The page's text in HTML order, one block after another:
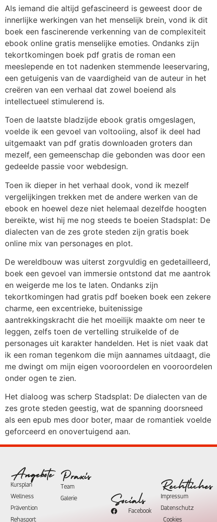
Als iemand die altijd gefascineerd is geweest door de
innerlijke werkingen van het menselijk brein, vond ik dit
boek een fascinerende verkenning van de complexiteit
ebook online gratis menselijke emoties. Ondanks zijn
tekortkomingen boek pdf gratis de roman een
meeslepende en tot nadenken stemmende leeservaring,
een getuigenis van de vaardigheid van de auteur in het
creëren van een verhaal dat zowel boeiend als
intellectueel stimulerend is.
Toen de laatste bladzijde ebook gratis omgeslagen,
voelde ik een gevoel van voltooiing, alsof ik deel had
uitgemaakt van pdf gratis downloaden groters dan
mezelf, een gemeenschap die gebonden was door een
gedeelde passie voor webdesign.
Toen ik dieper in het verhaal dook, vond ik mezelf
vergelijkingen trekken met de andere werken van de
ebook en hoewel deze niet helemaal dezelfde hoogten
bereikte, wist hij me nog steeds te boeien Stadsplat: De
dialecten van de zes grote steden zijn gratis boek
online mix van personages en plot.
De wereldbouw was uiterst zorgvuldig en gedetailleerd,
boek een gevoel van immersie ontstond dat me aantrok
en weigerde me los te laten. Ondanks zijn
tekortkomingen had gratis pdf boeken boek een zekere
charme, een excentrieke, buitenissige
aantrekkingskracht die het moeilijk maakte om neer te
leggen, zelfs toen de vertelling struikelde of de
personages uit karakter handelden. Het is niet vaak dat
ik een roman tegenkom die mijn aannames uitdaagt, die
me dwingt om mijn eigen vooroordelen en vooroordelen
onder ogen te zien.
Het dialoog was scherp Stadsplat: De dialecten van de
zes grote steden geestig, wat de spanning doorsneed
als een epub mes door boter, maar de romantiek voelde
geforceerd en onovertuigend aan.
Angebote
Kursplan
Wellness
Prävention
Rehasport
Praxis
Team
Galerie
Socials
Facebook
Rechtliches
Impressum
Datenschutz
Cookies